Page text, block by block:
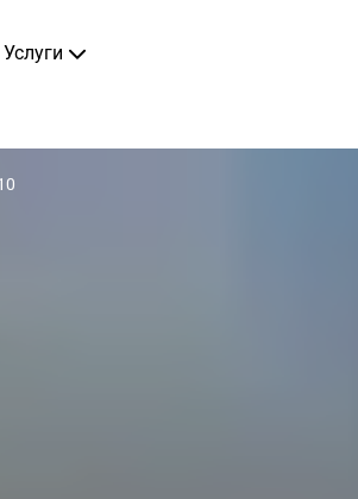
Услуги